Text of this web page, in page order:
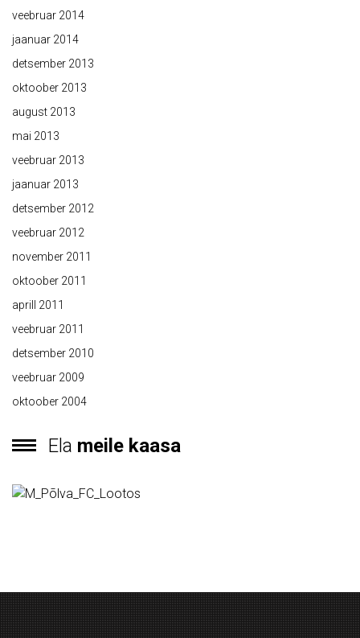
veebruar 2014
jaanuar 2014
detsember 2013
oktoober 2013
august 2013
mai 2013
veebruar 2013
jaanuar 2013
detsember 2012
veebruar 2012
november 2011
oktoober 2011
aprill 2011
veebruar 2011
detsember 2010
veebruar 2009
oktoober 2004
Ela meile kaasa